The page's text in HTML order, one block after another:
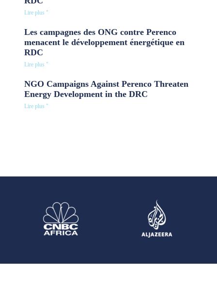
Lire plus "
Les campagnes des ONG contre Perenco
menacent le développement énergétique en
RDC
Lire plus "
NGO Campaigns Against Perenco Threaten
Energy Development in the DRC
Lire plus "